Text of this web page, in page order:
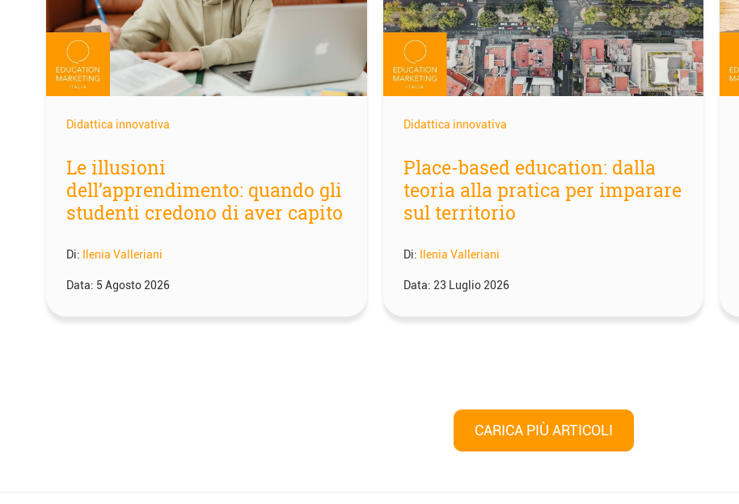
Didattica innovativa
Le illusioni
dell’apprendimento: quando gli
studenti credono di aver capito
Di: Ilenia Valleriani
Data: 5 Agosto 2026
Didattica innovativa
Place-based education: dalla
teoria alla pratica per imparare
sul territorio
Di: Ilenia Valleriani
Data: 23 Luglio 2026
CARICA PIÙ ARTICOLI